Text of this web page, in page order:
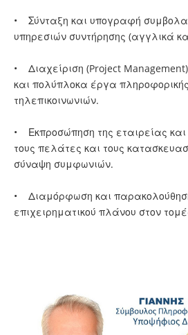
• Σύνταξη και υπογραφή
υπηρεσιών συντήρησης (αγγλικά
• Διαχείριση (Project
και πολύπλοκα έργα
τηλεπικοινωνιών.
• Εκπροσώπηση της εταιρείας
τους πελάτες και τους
σύναψη συμφωνιών.
• Διαμόρφωση και
επιχειρηματικού πλάνου στον